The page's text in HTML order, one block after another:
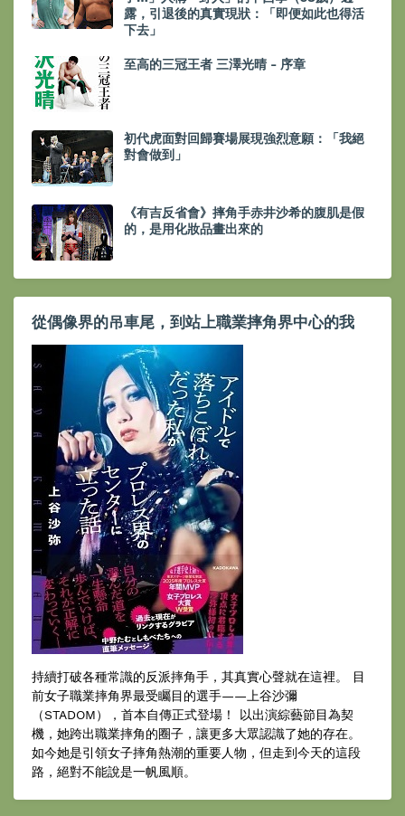
露，引退後的真實現狀：「即便如此也得活
下去」
至高的三冠王者 三澤光晴 - 序章
初代虎面對回歸賽場展現強烈意願：「我絕
對會做到」
《有吉反省會》摔角手赤井沙希的腹肌是假
的，是用化妝品畫出來的
從偶像界的吊車尾，到站上職業摔角界中心的我
持續打破各種常識的反派摔角手，其真實心聲就在這裡。 目
前女子職業摔角界最受矚目的選手——上谷沙彌
（STADOM），首本自傳正式登場！ 以出演綜藝節目為契
機，她跨出職業摔角的圈子，讓更多大眾認識了她的存在。
如今她是引領女子摔角熱潮的重要人物，但走到今天的這段
路，絕對不能說是一帆風順。